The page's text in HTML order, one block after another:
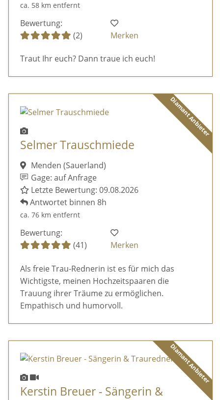
ca. 58 km entfernt
Bewertung:
(2)
Merken
Traut Ihr euch? Dann traue ich euch!
Diamant Anbieter
Selmer Trauschmiede
Menden (Sauerland)
Gage: auf Anfrage
Letzte Bewertung: 09.08.2026
Antwortet binnen 8h
ca. 76 km entfernt
Bewertung:
(41)
Merken
Als freie Trau-Rednerin ist es für mich das
Wichtigste, meinen Hochzeitspaaren die
Trauung ihrer Träume zu ermöglichen.
Empathisch und humorvoll.
Diamant Anbieter
Kerstin Breuer - Sängerin &